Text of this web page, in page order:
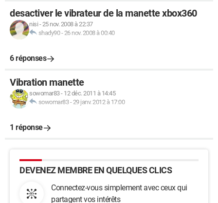
desactiver le vibrateur de la manette xbox360
nisi -25 nov. 2008 à 22:37
shady90-26 nov. 2008 à 00:40
6 réponses
Vibration manette
sowomar83- 12 déc. 2011 à 14:45
sowomar83-29 janv. 2012 à 17:00
1 réponse
DEVENEZ MEMBRE EN QUELQUES CLICS
Connectez-vous simplement avec ceux qui
partagent vos intérêts